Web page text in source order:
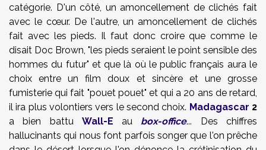
catégorie. D'un côté, un amoncellement de clichés fait
avec le cœur. De l'autre, un amoncellement de clichés
fait avec les pieds. Il faut donc croire que comme le
disait Doc Brown, "les pieds seraient le point sensible des
hommes du futur" et que là où le public français aura le
choix entre un film doux et sincère et une grosse
fumisterie qui fait "pouet pouet" et qui a 20 ans de retard,
il ira plus volontiers vers le second choix. Madagascar 2
a bien battu Wall-E au box-office... Des chiffres
hallucinants qui nous font parfois songer que l'on prêche